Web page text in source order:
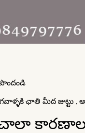
ఛాతి మీద
కారణాలు